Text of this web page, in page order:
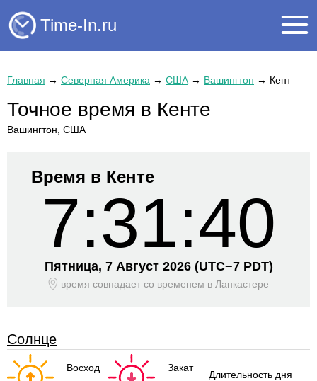
Time-In.ru
Главная → Северная Америка → США → Вашингтон → Кент
Точное время в Кенте
Вашингтон, США
Время в Кенте
7:31:40
Пятница, 7 Август 2026 (UTC−7 PDT)
время совпадает со временем в Ланкастере
Солнце
Восход Закат
Длительность дня